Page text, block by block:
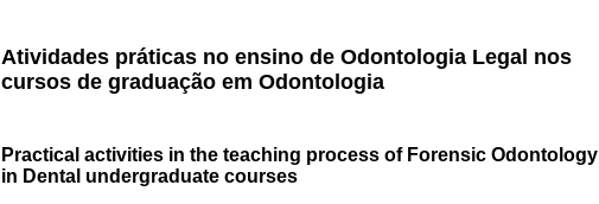
Atividades práticas no ensino de Odontologia Legal nos
cursos de graduação em Odontologia
Practical activities in the teaching process of Forensic Odontology
in Dental undergraduate courses